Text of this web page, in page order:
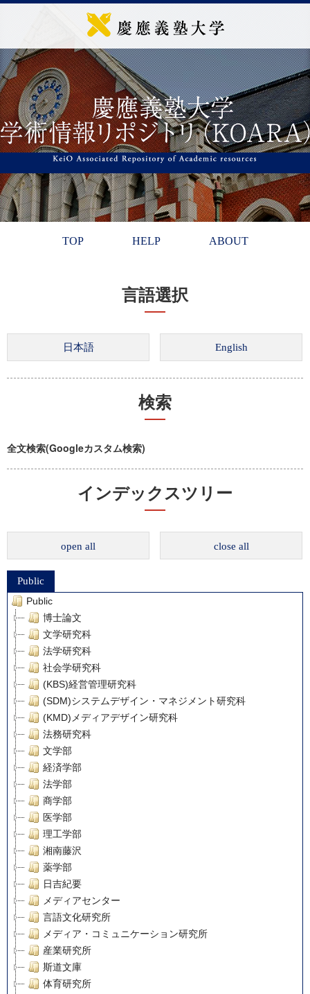
TOP HELP ABOUT
言語選択
検索
全文検索(Googleカスタム検索)
インデックスツリー
open all close all
Public
Public
博士論文
文学研究科
法学研究科
社会学研究科
(KBS)経営管理研究科
(SDM)システムデザイン・マネジメント研究科
(KMD)メディアデザイン研究科
法務研究科
文学部
経済学部
法学部
商学部
医学部
理工学部
湘南藤沢
薬学部
日吉紀要
メディアセンター
言語文化研究所
メディア・コミュニケーション研究所
産業研究所
斯道文庫
体育研究所